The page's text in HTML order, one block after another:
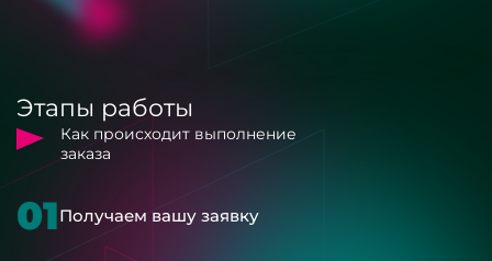
Этапы работы
Как происходит выполнение
заказа
01Получаем вашу заявку